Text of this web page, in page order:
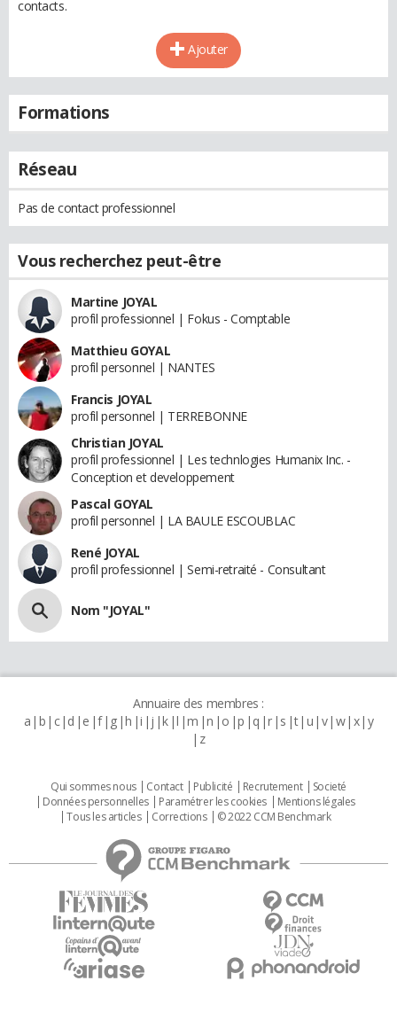
contacts.
Ajouter
Formations
Réseau
Pas de contact professionnel
Vous recherchez peut-être
Martine JOYAL
profil professionnel | Fokus - Comptable
Matthieu GOYAL
profil personnel | NANTES
Francis JOYAL
profil personnel | TERREBONNE
Christian JOYAL
profil professionnel | Les technlogies Humanix Inc. -
Conception et developpement
Pascal GOYAL
profil personnel | LA BAULE ESCOUBLAC
René JOYAL
profil professionnel | Semi-retraité - Consultant
Nom "JOYAL"
Annuaire des membres :
a b c d e f g h i j k l m n o p q r s t u v w x y
z
Qui sommes nous Contact Publicité Recrutement
Societé
Données personnelles
Paramétrer les cookies
Mentions légales
Tous les articles
Corrections © 2022 CCM Benchmark